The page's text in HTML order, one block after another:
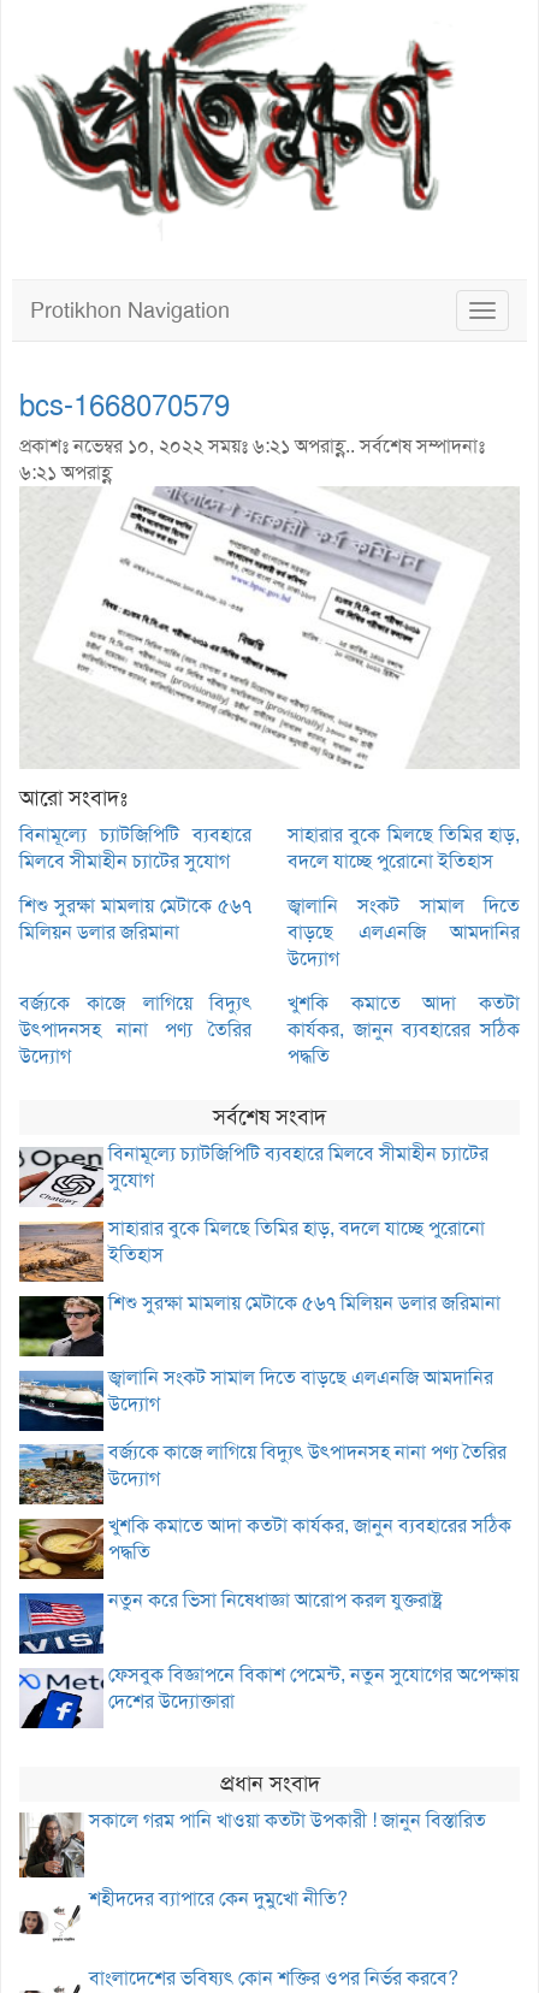
Toggle
Protikhon Navigation
bcs-1668070579
প্রকাশঃ নভেম্বর ১০, ২০২২ সময়ঃ ৬:২১ অপরাহ্ণ.. সর্বশেষ সম্পাদনাঃ
৬:২১ অপরাহ্ণ
আরো সংবাদঃ
বিনামূল্যে চ্যাটজিপিটি ব্যবহারে
মিলবে সীমাহীন চ্যাটের সুযোগ
সাহারার বুকে মিলছে তিমির হাড়,
বদলে যাচ্ছে পুরোনো ইতিহাস
শিশু সুরক্ষা মামলায় মেটাকে ৫৬৭
মিলিয়ন ডলার জরিমানা
জ্বালানি সংকট সামাল দিতে
বাড়ছে এলএনজি আমদানির
উদ্যোগ
বর্জ্যকে কাজে লাগিয়ে বিদ্যুৎ
উৎপাদনসহ নানা পণ্য তৈরির
উদ্যোগ
খুশকি কমাতে আদা কতটা
কার্যকর, জানুন ব্যবহারের সঠিক
পদ্ধতি
সর্বশেষ সংবাদ
বিনামূল্যে চ্যাটজিপিটি ব্যবহারে মিলবে সীমাহীন চ্যাটের
সুযোগ
সাহারার বুকে মিলছে তিমির হাড়, বদলে যাচ্ছে পুরোনো
ইতিহাস
শিশু সুরক্ষা মামলায় মেটাকে ৫৬৭ মিলিয়ন ডলার জরিমানা
জ্বালানি সংকট সামাল দিতে বাড়ছে এলএনজি আমদানির
উদ্যোগ
বর্জ্যকে কাজে লাগিয়ে বিদ্যুৎ উৎপাদনসহ নানা পণ্য তৈরির
উদ্যোগ
খুশকি কমাতে আদা কতটা কার্যকর, জানুন ব্যবহারের সঠিক
পদ্ধতি
নতুন করে ভিসা নিষেধাজ্ঞা আরোপ করল যুক্তরাষ্ট্র
ফেসবুক বিজ্ঞাপনে বিকাশ পেমেন্ট, নতুন সুযোগের অপেক্ষায়
দেশের উদ্যোক্তারা
প্রধান সংবাদ
সকালে গরম পানি খাওয়া কতটা উপকারী ! জানুন বিস্তারিত
শহীদদের ব্যাপারে কেন দুমুখো নীতি?
বাংলাদেশের ভবিষ্যৎ কোন শক্তির ওপর নির্ভর করবে?